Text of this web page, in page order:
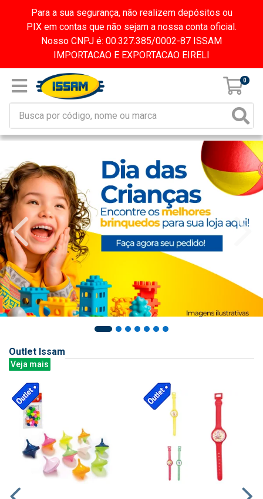
Para a sua segurança, não realizem depósitos ou
PIX em contas que não sejam a nossa conta oficial.
Nosso CNPJ é: 00.327.385/0002-87 ISSAM
IMPORTACAO E EXPORTACAO EIRELI
0
Outlet Issam
Veja mais